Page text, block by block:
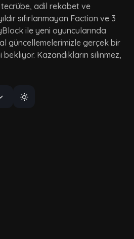
tecrübe, adil rekabet ve
sıfırlanmayan Faction ve 3
ile yeni oyuncularında
güncellemelerimizle gerçek bir
Kazandıkların silinmez,